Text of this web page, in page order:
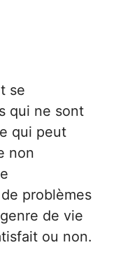
se
qui ne sont
qui peut
non
problèmes
de vie
ou non.